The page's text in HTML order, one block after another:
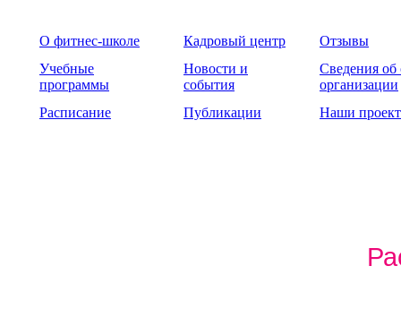
О фитнес-школе Кадровый центр
Отзывы
Учебные
программы
Новости и
события
Сведения об
организации
Расписание
Публикации Наши